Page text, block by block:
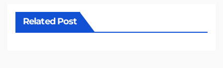
Related Post